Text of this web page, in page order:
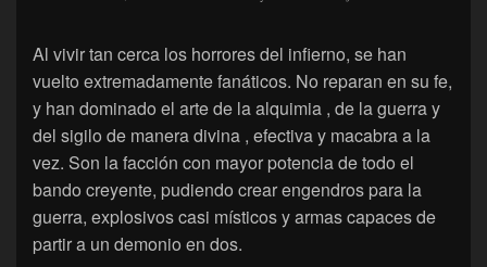
Al vivir tan cerca los horrores del infierno, se han
vuelto extremadamente fanáticos. No reparan en su fe,
y han dominado el arte de la alquimia , de la guerra y
del sigilo de manera divina , efectiva y macabra a la
vez. Son la facción con mayor potencia de todo el
bando creyente, pudiendo crear engendros para la
guerra, explosivos casi místicos y armas capaces de
partir a un demonio en dos.